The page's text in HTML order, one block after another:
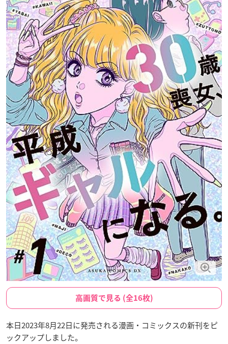
高画質で見る (全16枚)
本日2023年8月22日に発売される漫画・コミックスの新刊をピ
ックアップしました。